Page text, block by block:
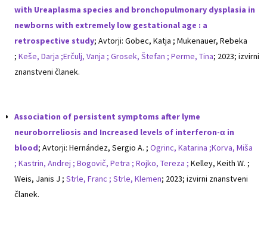
with Ureaplasma species and bronchopulmonary dysplasia in
newborns with extremely low gestational age : a
retrospective study; Avtorji: Gobec, Katja ; Mukenauer, Rebeka
; Keše, Darja ;Erčulj, Vanja ; Grosek, Štefan ; Perme, Tina; 2023; izvirni
znanstveni članek.
Association of persistent symptoms after lyme
neuroborreliosis and Increased levels of interferon-α in
blood; Avtorji: Hernández, Sergio A. ; Ogrinc, Katarina ;Korva, Miša
; Kastrin, Andrej ; Bogovič, Petra ; Rojko, Tereza ; Kelley, Keith W. ;
Weis, Janis J ; Strle, Franc ; Strle, Klemen; 2023; izvirni znanstveni
članek.